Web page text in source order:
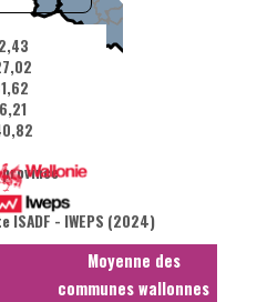
ISADF - IWEPS (2024)
Moyenne des
communes wallonnes